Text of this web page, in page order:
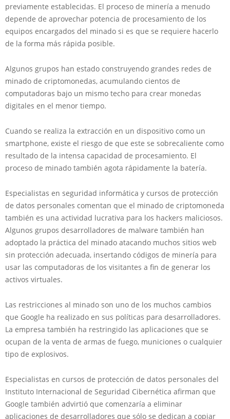
previamente establecidas. El proceso de minería a menudo
depende de aprovechar potencia de procesamiento de los
equipos encargados del minado si es que se requiere hacerlo
de la forma más rápida posible.
Algunos grupos han estado construyendo grandes redes de
minado de criptomonedas, acumulando cientos de
computadoras bajo un mismo techo para crear monedas
digitales en el menor tiempo.
Cuando se realiza la extracción en un dispositivo como un
smartphone, existe el riesgo de que este se sobrecaliente como
resultado de la intensa capacidad de procesamiento. El
proceso de minado también agota rápidamente la batería.
Especialistas en seguridad informática y cursos de protección
de datos personales comentan que el minado de criptomoneda
también es una actividad lucrativa para los hackers maliciosos.
Algunos grupos desarrolladores de malware también han
adoptado la práctica del minado atacando muchos sitios web
sin protección adecuada, insertando códigos de minería para
usar las computadoras de los visitantes a fin de generar los
activos virtuales.
Las restricciones al minado son uno de los muchos cambios
que Google ha realizado en sus políticas para desarrolladores.
La empresa también ha restringido las aplicaciones que se
ocupan de la venta de armas de fuego, municiones o cualquier
tipo de explosivos.
Especialistas en cursos de protección de datos personales del
Instituto Internacional de Seguridad Cibernética afirman que
Google también advirtió que comenzaría a eliminar
aplicaciones de desarrolladores que sólo se dedican a copiar